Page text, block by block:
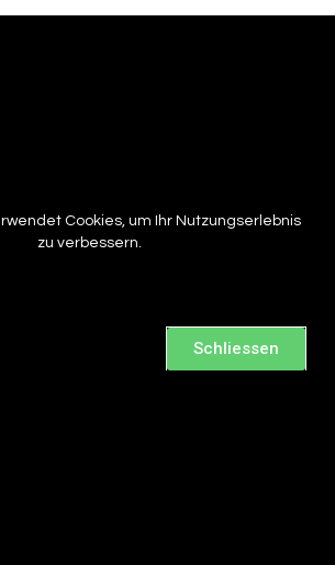
Cookies, um Ihr Nutzungserlebnis
zu verbessern.
Schliessen